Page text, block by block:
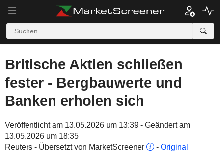
Britische Aktien schließen
fester - Bergbauwerte und
Banken erholen sich
Veröffentlicht am 13.05.2026 um 13:39 - Geändert am
13.05.2026 um 18:35
Reuters - Übersetzt von MarketScreener
- Original